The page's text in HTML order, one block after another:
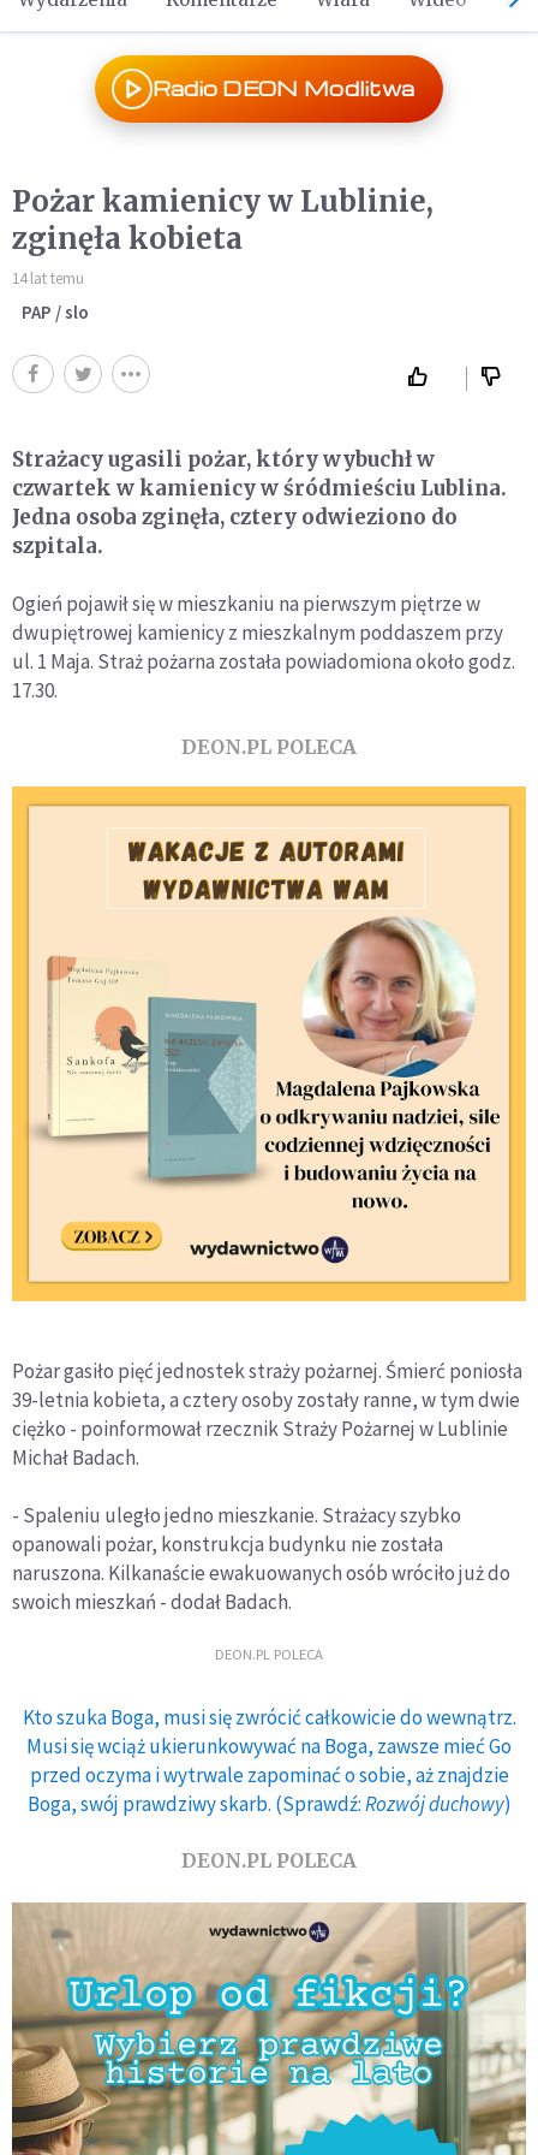
Radio DEON Modlitwa
Pożar kamienicy w Lublinie,
zginęła kobieta
14 lat temu
PAP / slo
Strażacy ugasili pożar, który wybuchł w
czwartek w kamienicy w śródmieściu Lublina.
Jedna osoba zginęła, cztery odwieziono do
szpitala.
Ogień pojawił się w mieszkaniu na pierwszym piętrze w
dwupiętrowej kamienicy z mieszkalnym poddaszem przy
ul. 1 Maja. Straż pożarna została powiadomiona około godz.
17.30.
DEON.PL POLECA
Pożar gasiło pięć jednostek straży pożarnej. Śmierć poniosła
39-letnia kobieta, a cztery osoby zostały ranne, w tym dwie
ciężko - poinformował rzecznik Straży Pożarnej w Lublinie
Michał Badach.
- Spaleniu uległo jedno mieszkanie. Strażacy szybko
opanowali pożar, konstrukcja budynku nie została
naruszona. Kilkanaście ewakuowanych osób wróciło już do
swoich mieszkań - dodał Badach.
DEON.PL POLECA
Kto szuka Boga, musi się zwrócić całkowicie do wewnątrz.
Musi się wciąż ukierunkowywać na Boga, zawsze mieć Go
przed oczyma i wytrwale zapominać o sobie, aż znajdzie
Boga, swój prawdziwy skarb. (Sprawdź:Rozwój duchowy)
DEON.PL POLECA